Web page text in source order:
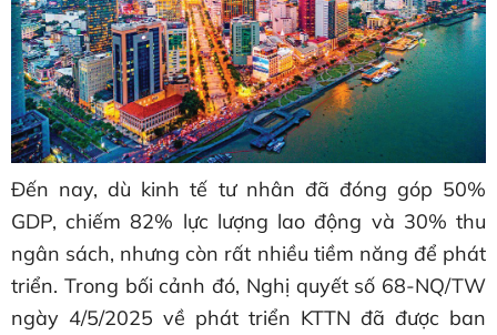
Đến nay, dù kinh tế tư nhân đã đóng góp 50%
GDP, chiếm 82% lực lượng lao động và 30% thu
ngân sách, nhưng còn rất nhiều tiềm năng để phát
triển. Trong bối cảnh đó, Nghị quyết số 68-NQ/TW
ngày 4/5/2025 về phát triển KTTN đã được ban